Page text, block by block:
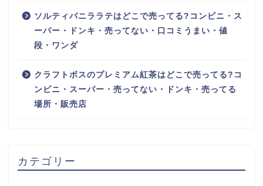
ソルティバニララテはどこで売ってる?コンビニ・ス
ーパー・ドンキ・売ってない・口コミうまい・値
段・ワンダ
クラフトボスのプレミアム紅茶はどこで売ってる?コ
ンビニ・スーパー・売ってない・ドンキ・売ってる
場所・販売店
カテゴリー